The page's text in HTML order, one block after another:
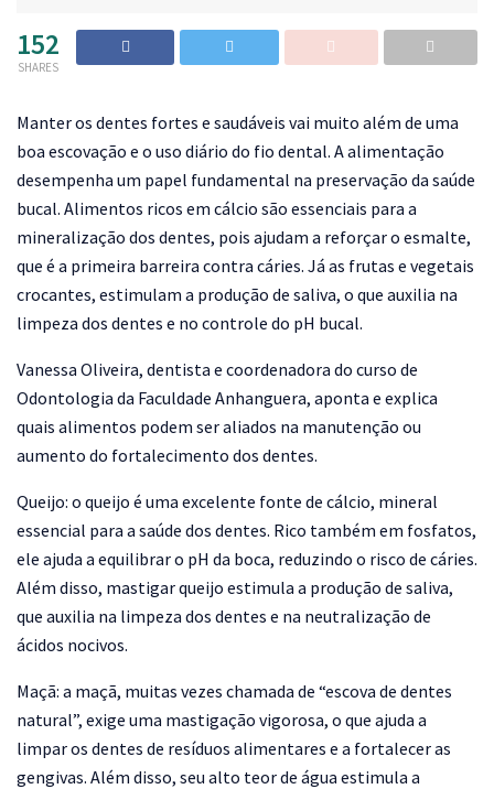
152
SHARES
Manter os dentes fortes e saudáveis vai muito além de uma
boa escovação e o uso diário do fio dental. A alimentação
desempenha um papel fundamental na preservação da saúde
bucal. Alimentos ricos em cálcio são essenciais para a
mineralização dos dentes, pois ajudam a reforçar o esmalte,
que é a primeira barreira contra cáries. Já as frutas e vegetais
crocantes, estimulam a produção de saliva, o que auxilia na
limpeza dos dentes e no controle do pH bucal.
Vanessa Oliveira, dentista e coordenadora do curso de
Odontologia da Faculdade Anhanguera, aponta e explica
quais alimentos podem ser aliados na manutenção ou
aumento do fortalecimento dos dentes.
Queijo: o queijo é uma excelente fonte de cálcio, mineral
essencial para a saúde dos dentes. Rico também em fosfatos,
ele ajuda a equilibrar o pH da boca, reduzindo o risco de cáries.
Além disso, mastigar queijo estimula a produção de saliva,
que auxilia na limpeza dos dentes e na neutralização de
ácidos nocivos.
Maçã: a maçã, muitas vezes chamada de “escova de dentes
natural”, exige uma mastigação vigorosa, o que ajuda a
limpar os dentes de resíduos alimentares e a fortalecer as
gengivas. Além disso, seu alto teor de água estimula a